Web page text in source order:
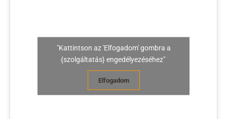
"Kattintson az 'Elfogadom' gombra a
{szolgáltatás} engedélyezéséhez"
Elfogadom